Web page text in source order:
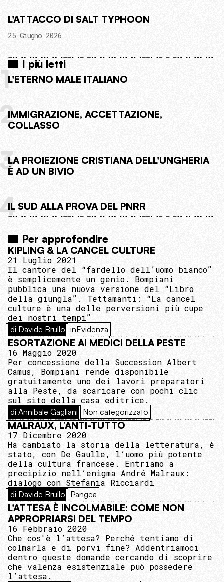
L'ATTACCO DI SALT TYPHOON
25 Giugno 2026
I più letti
1L'ETERNO MALE ITALIANO
2IMMIGRAZIONE, ACCETTAZIONE,
COLLASSO
3LA PROIEZIONE CRISTIANA DELL'UNGHERIA
È AD UN BIVIO
4IL SUD ALLA PROVA DEL PNRR
Per approfondire
KIPLING & LA CANCEL CULTURE
21 Luglio 2021
Il cantore del “fardello dell’uomo bianco”
è semplicemente un genio. Bompiani
pubblica una nuova versione del “Libro
della giungla”. Tettamanti: “La cancel
culture è una delle perversioni più cupe
dei nostri tempi”
di Davide Brullo inEvidenza
ESORTAZIONE AI MEDICI DELLA PESTE
16 Maggio 2020
Per concessione della Succession Albert
Camus, Bompiani rende disponibile
gratuitamente uno dei lavori preparatori
alla Peste, da scaricare con pochi clic
sul sito della casa editrice.
di Annibale Gagliani Non categorizzato
MALRAUX, L’ANTI-TUTTO
17 Dicembre 2020
Ha cambiato la storia della letteratura, è
stato, con De Gaulle, l’uomo più potente
della cultura francese. Entriamo a
precipizio nell’enigma André Malraux:
dialogo con Stefania Ricciardi
di Davide Brullo Pangea
L'ATTESA È INCOLMABILE: COME NON
APPROPRIARSI DEL TEMPO
16 Febbraio 2020
Che cos'è l’attesa? Perché tentiamo di
colmarla e di porvi fine? Addentriamoci
dentro queste domande cercando di scoprire
che valenza esistenziale può possedere
l’attesa.